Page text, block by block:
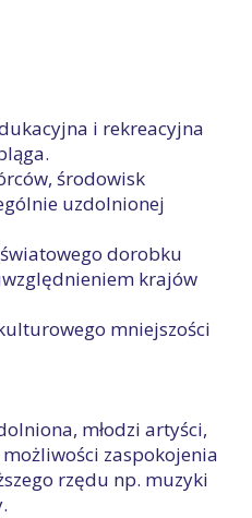
i rekreacyjna
środowisk
uzdolnionej
dorobku
krajów
mniejszości
młodzi artyści,
zaspokojenia
rzędu np. muzyki